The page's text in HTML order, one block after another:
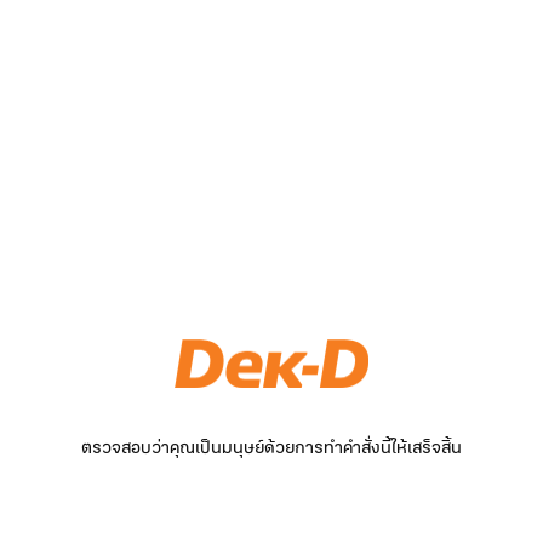
ตรวจสอบว่าคุณเป็นมนุษย์ด้วยการทำคำสั่งนี้ให้เสร็จสิ้น